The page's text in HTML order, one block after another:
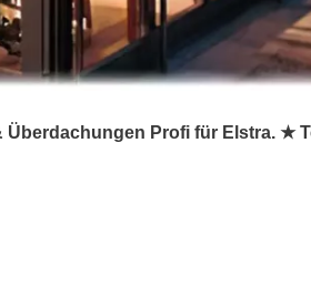
Profi für Elstra. ★